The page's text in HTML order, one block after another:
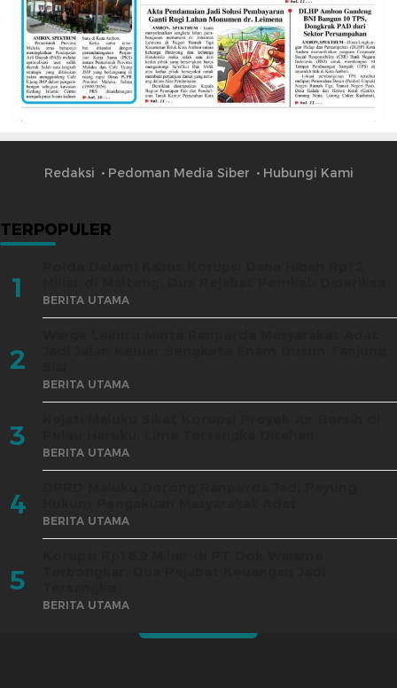
Redaksi Pedoman Media Siber Hubungi Kami
TERPOPULER
1 BERITA UTAMA
2
BERITA UTAMA
3 BERITA UTAMA
4 BERITA UTAMA
5
BERITA UTAMA